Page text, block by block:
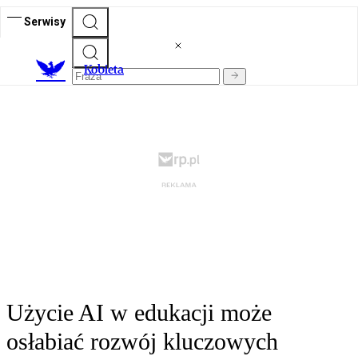
Serwisy
Kobieta
Użycie AI w edukacji może
osłabiać rozwój kluczowych